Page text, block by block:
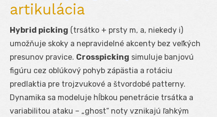
artikulácia
Hybrid picking (trsátko + prsty m, a, niekedy i)
umožňuje skoky a nepravidelné akcenty bez veľkých
presunov pravice. Crosspicking simuluje banjovú
figúru cez oblúkový pohyb zápästia a rotáciu
predlaktia pre trojzvukové a štvordobé patterny.
Dynamika sa modeluje hĺbkou penetrácie trsátka a
variabilitou ataku – „ghost“ noty vznikajú ľahkým